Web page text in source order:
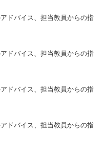
ドバイス、担当教員からの指
ドバイス、担当教員からの指
ドバイス、担当教員からの指
ドバイス、担当教員からの指